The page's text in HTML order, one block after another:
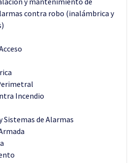
contra robo (inalámbrica y
Incendio
Sistemas de Alarmas